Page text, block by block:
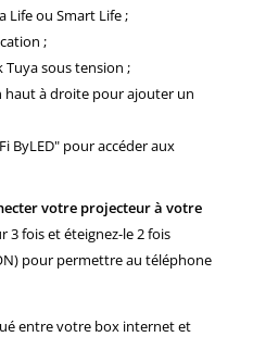
Life ou Smart Life ;
;
sous tension ;
haut à droite pour ajouter un
ByLED" pour accéder aux
votre projecteur à votre
3 fois et éteignez-le 2 fois
pour permettre au téléphone
entre votre box internet et